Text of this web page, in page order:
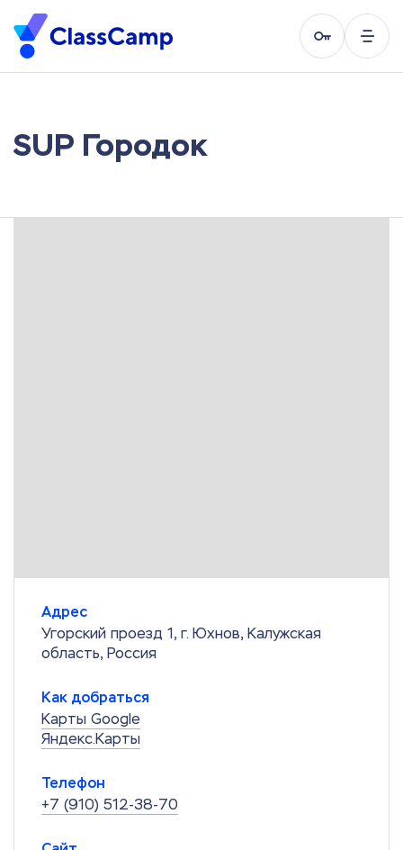
SUP Городок
Адрес
Угорский проезд 1, г. Юхнов, Калужская
область, Россия
Как добраться
Карты Google
Яндекс.Карты
Телефон
+7 (910) 512-38-70